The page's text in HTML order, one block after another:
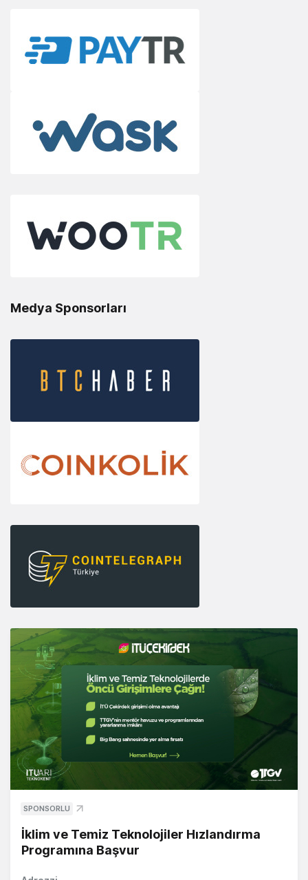
Medya Sponsorları
SPONSORLU
İklim ve Temiz Teknolojiler Hızlandırma
Programına Başvur